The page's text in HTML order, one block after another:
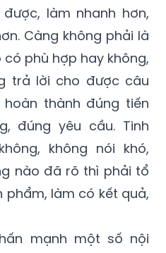
làm nhanh hơn,
Càng không phải là
phù hợp hay không,
trả lời cho được câu
thành đúng tiến
đúng yêu cầu. Tinh
không nói khó,
nào đã rõ thì phải tổ
phẩm, làm có kết quả,
mạnh một số nội